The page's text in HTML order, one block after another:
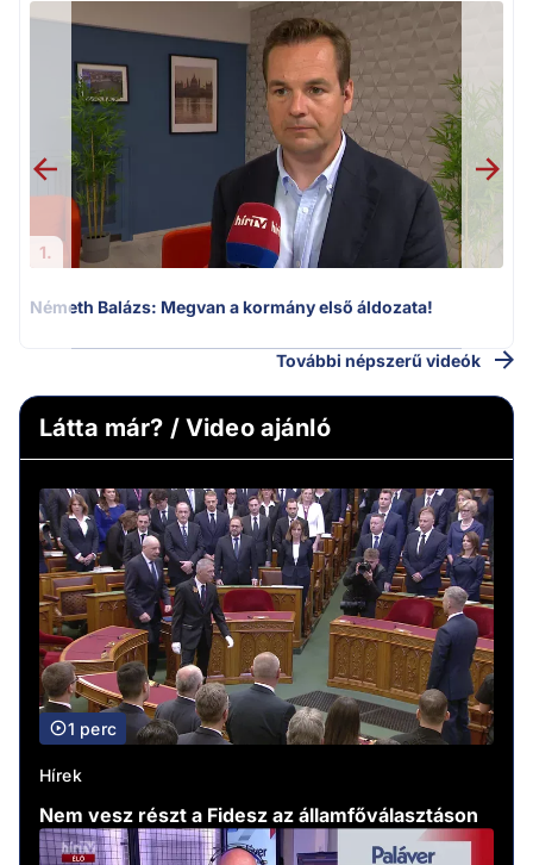
1.
Németh Balázs: Megvan a kormány első áldozata!
További népszerű videók
Látta már? / Video ajánló
1 perc
Hírek
Nem vesz részt a Fidesz az államfőválasztáson